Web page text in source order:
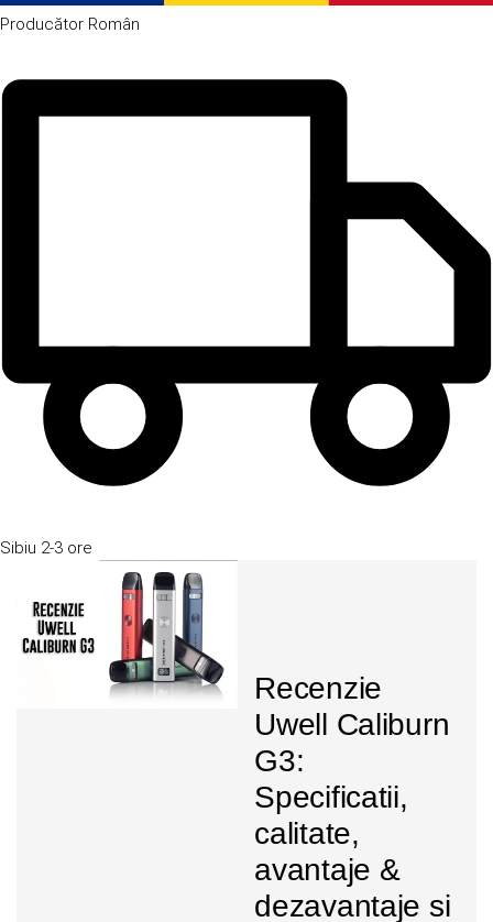
Producător Român
Sibiu 2-3 ore
Recenzie
Uwell Caliburn
G3:
Specificatii,
calitate,
avantaje &
dezavantaje si